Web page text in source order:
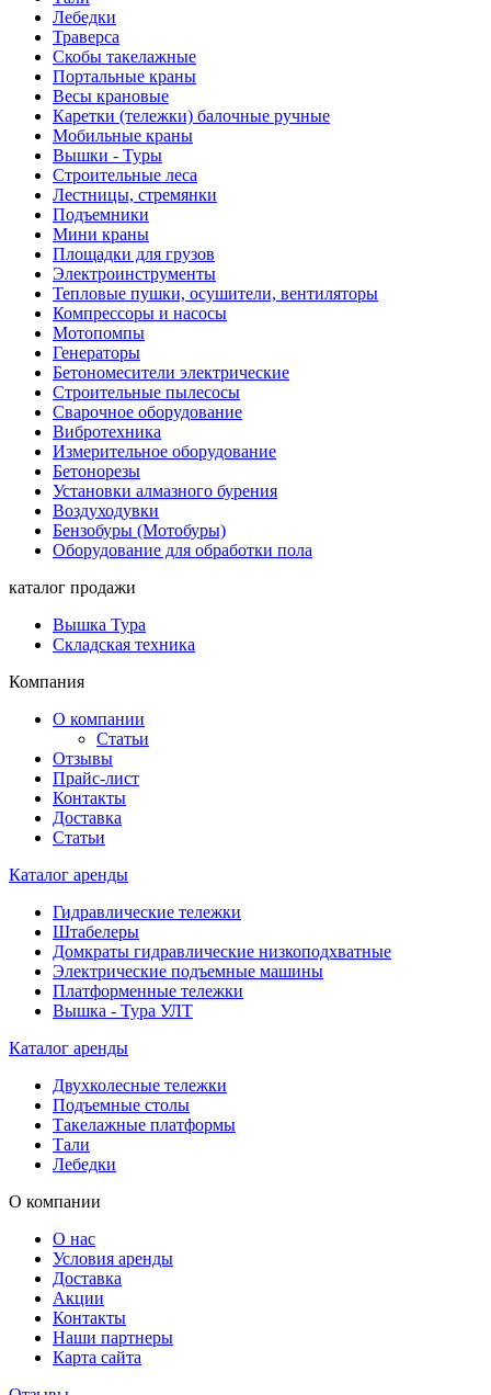
Лебедки
Траверса
Скобы такелажные
Портальные краны
Весы крановые
Каретки (тележки) балочные ручные
Мобильные краны
Вышки - Туры
Строительные леса
Лестницы, стремянки
Подъемники
Мини краны
Площадки для грузов
Электроинструменты
Тепловые пушки, осушители, вентиляторы
Компрессоры и насосы
Мотопомпы
Генераторы
Бетономесители электрические
Строительные пылесосы
Сварочное оборудование
Вибротехника
Измерительное оборудование
Бетонорезы
Установки алмазного бурения
Воздуходувки
Бензобуры (Мотобуры)
Оборудование для обработки пола
каталог продажи
Вышка Тура
Складская техника
Компания
О компании
Статьи
Отзывы
Прайс-лист
Контакты
Доставка
Статьи
Каталог аренды
Гидравлические тележки
Штабелеры
Домкраты гидравлические низкоподхватные
Электрические подъемные машины
Платформенные тележки
Вышка - Тура УЛТ
Каталог аренды
Двухколесные тележки
Подъемные столы
Такелажные платформы
Тали
Лебедки
О компании
О нас
Условия аренды
Доставка
Акции
Контакты
Наши партнеры
Карта сайта